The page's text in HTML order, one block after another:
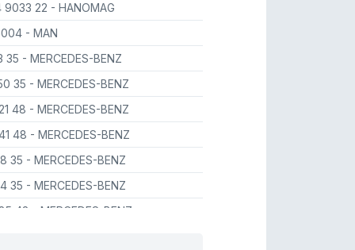
9033 22 - HANOMAG
- MAN
35 - MERCEDES-BENZ
35 - MERCEDES-BENZ
48 - MERCEDES-BENZ
48 - MERCEDES-BENZ
35 - MERCEDES-BENZ
35 - MERCEDES-BENZ
48
- MERCEDES-BENZ